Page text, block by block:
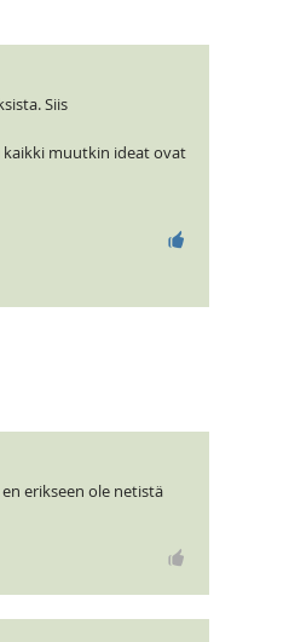
Siis
muutkin ideat ovat
erikseen ole netistä